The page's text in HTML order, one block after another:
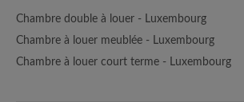
Chambre double à louer - Luxembourg
Chambre à louer meublée - Luxembourg
Chambre à louer court terme - Luxembourg